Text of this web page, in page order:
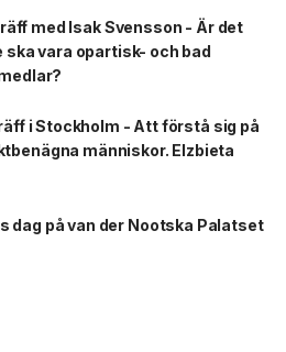
med Isak Svensson - Är det
vara opartisk- och bad
i Stockholm - Att förstå sig på
människor. Elzbieta
dag på van der Nootska Palatset